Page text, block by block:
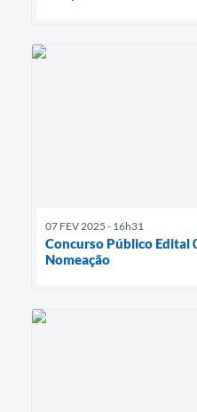
07 FEV 2025 - 16h31
Concurso Público Edital
Nomeação